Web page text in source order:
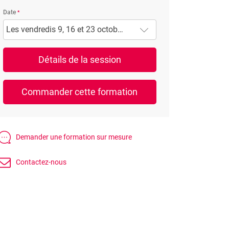
Date
Les vendredis 9, 16 et 23 octobre 2026